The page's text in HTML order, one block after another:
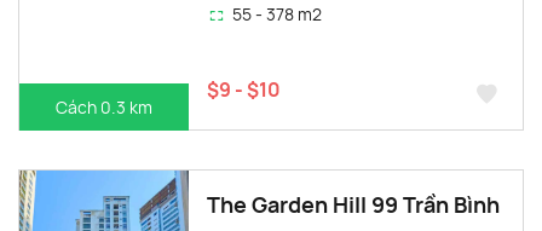
Cách 0.3 km
55 - 378 m2
$9 - $10
The Garden Hill 99 Trần Bình